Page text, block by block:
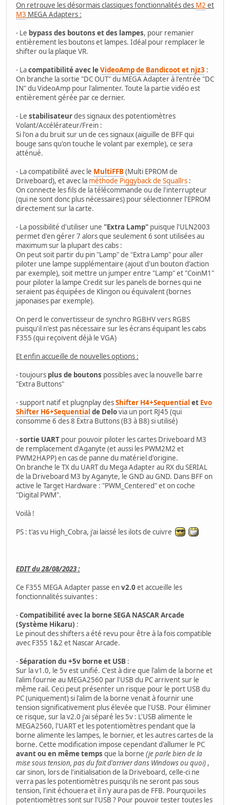
On retrouve les désormais classiques fonctionnalités des M2 et
M3 MEGA Adapters :
- Le bypass des boutons et des lampes, pour remanier
entièrement les boutons et lampes. Idéal pour remplacer le
shifter ou la plaque VR.
- Lacompatibilité avec leVideoAmp de Bandicoot et njz3 :
On branche la sortie "DC OUT" du MEGA Adapter à l'entrée "DC
IN" du VideoAmp pour l'alimenter. Toute la partie vidéo est
entièrement gérée par ce dernier.
- Le stabilisateurdes signaux des potentiomètres
Volant/Accélérateur/Frein :
Si l'on a du bruit sur un de ces signaux (aiguille de BFF qui
bouge sans qu'on touche le volant par exemple), ce sera
atténué.
- La compatibilité avec le MultiFFB(Multi EPROM de
Driveboard), et avec la méthode Piggyback de Squallrs :
On connecte les fils de la télécommande ou de l'interrupteur
(qui ne sont donc plus nécessaires) pour sélectionner l'EPROM
directement sur la carte.
- La possibilité d'utiliser une "Extra Lamp" puisque l'ULN2003
permet d'en gérer 7 alors que seulement 6 sont utilisées au
maximum sur la plupart des cabs :
On peut soit partir du pin "Lamp" de "Extra Lamp" pour aller
piloter une lampe supplémentaire (ajout d'un bouton d'action
par exemple), soit mettre un jumper entre "Lamp" et "CoinM1"
pour piloter la lampe Credit sur les panels de bornes qui ne
seraient pas équipées de Klingon ou équivalent (bornes
japonaises par exemple).
On perd le convertisseur de synchro RGBHV vers RGBS
puisqu'il n'est pas nécessaire sur les écrans équipant les cabs
F355 (qui reçoivent déjà le VGA)
Et enfin accueille de nouvelles options :
- toujours plus de boutons possibles avec la nouvelle barre
"Extra Buttons"
- support natif et plugnplay desShifter H4+Sequential et Evo
Shifter H6+Sequential de Delovia un port RJ45 (qui
consomme 6 des 8 Extra Buttons (B3 à B8) si utilisé)
-sortie UART pour pouvoir piloter les cartes Driveboard M3
de remplacement d'Aganyte (et aussi les PWM2M2 et
PWM2HAPP) en cas de panne du matériel d'origine.
On branche le TX du UART du Mega Adapter au RX du SERIAL
de la Driveboard M3 by Aganyte, le GND au GND. Dans BFF on
active le Target Hardware : "PWM_Centered" et on coche
"Digital PWM".
Voilà !
PS : t'as vu High_Cobra, j'ai laissé les ilots de cuivre
EDIT du 28/08/2023 :
Ce F355 MEGA Adapter passe env2.0 et accueille les
fonctionnalités suivantes :
-Compatibilité avec la borne SEGA NASCAR Arcade
(Système Hikaru) :
Le pinout des shifters a été revu pour être à la fois compatible
avec F355 1&2 et Nascar Arcade.
-Séparation du +5v borne et USB :
Sur la v1.0, le 5v est unifié. C'est à dire que l'alim de la borne et
l'alim fournie au MEGA2560 par l'USB du PC arrivent sur le
même rail. Ceci peut présenter un risque pour le port USB du
PC (uniquement) si l'alim de la borne venait à fournir une
tension significativement plus élevée que l'USB. Pour éliminer
ce risque, sur la v2.0 j'ai séparé les 5v : L'USB alimente le
MEGA2560, l'UART et les potentiomètres pendant que la
borne alimente les lampes, le bornier, et les autres cartes de la
borne. Cette modification impose cependant d'allumer le PC
avant ou en même temps que la borne (je parle bien de la
mise sous tension, pas du fait d'arriver dans Windows ou quoi) ,
car sinon, lors de l'initialisation de la Driveboard, celle-ci ne
verra pas les potentiomètres puisqu'ils ne seront pas sous
tension, l'init échouera et il n'y aura pas de FFB. Pourquoi les
potentiomètres sont sur l'USB ? Pour pouvoir tester toutes les